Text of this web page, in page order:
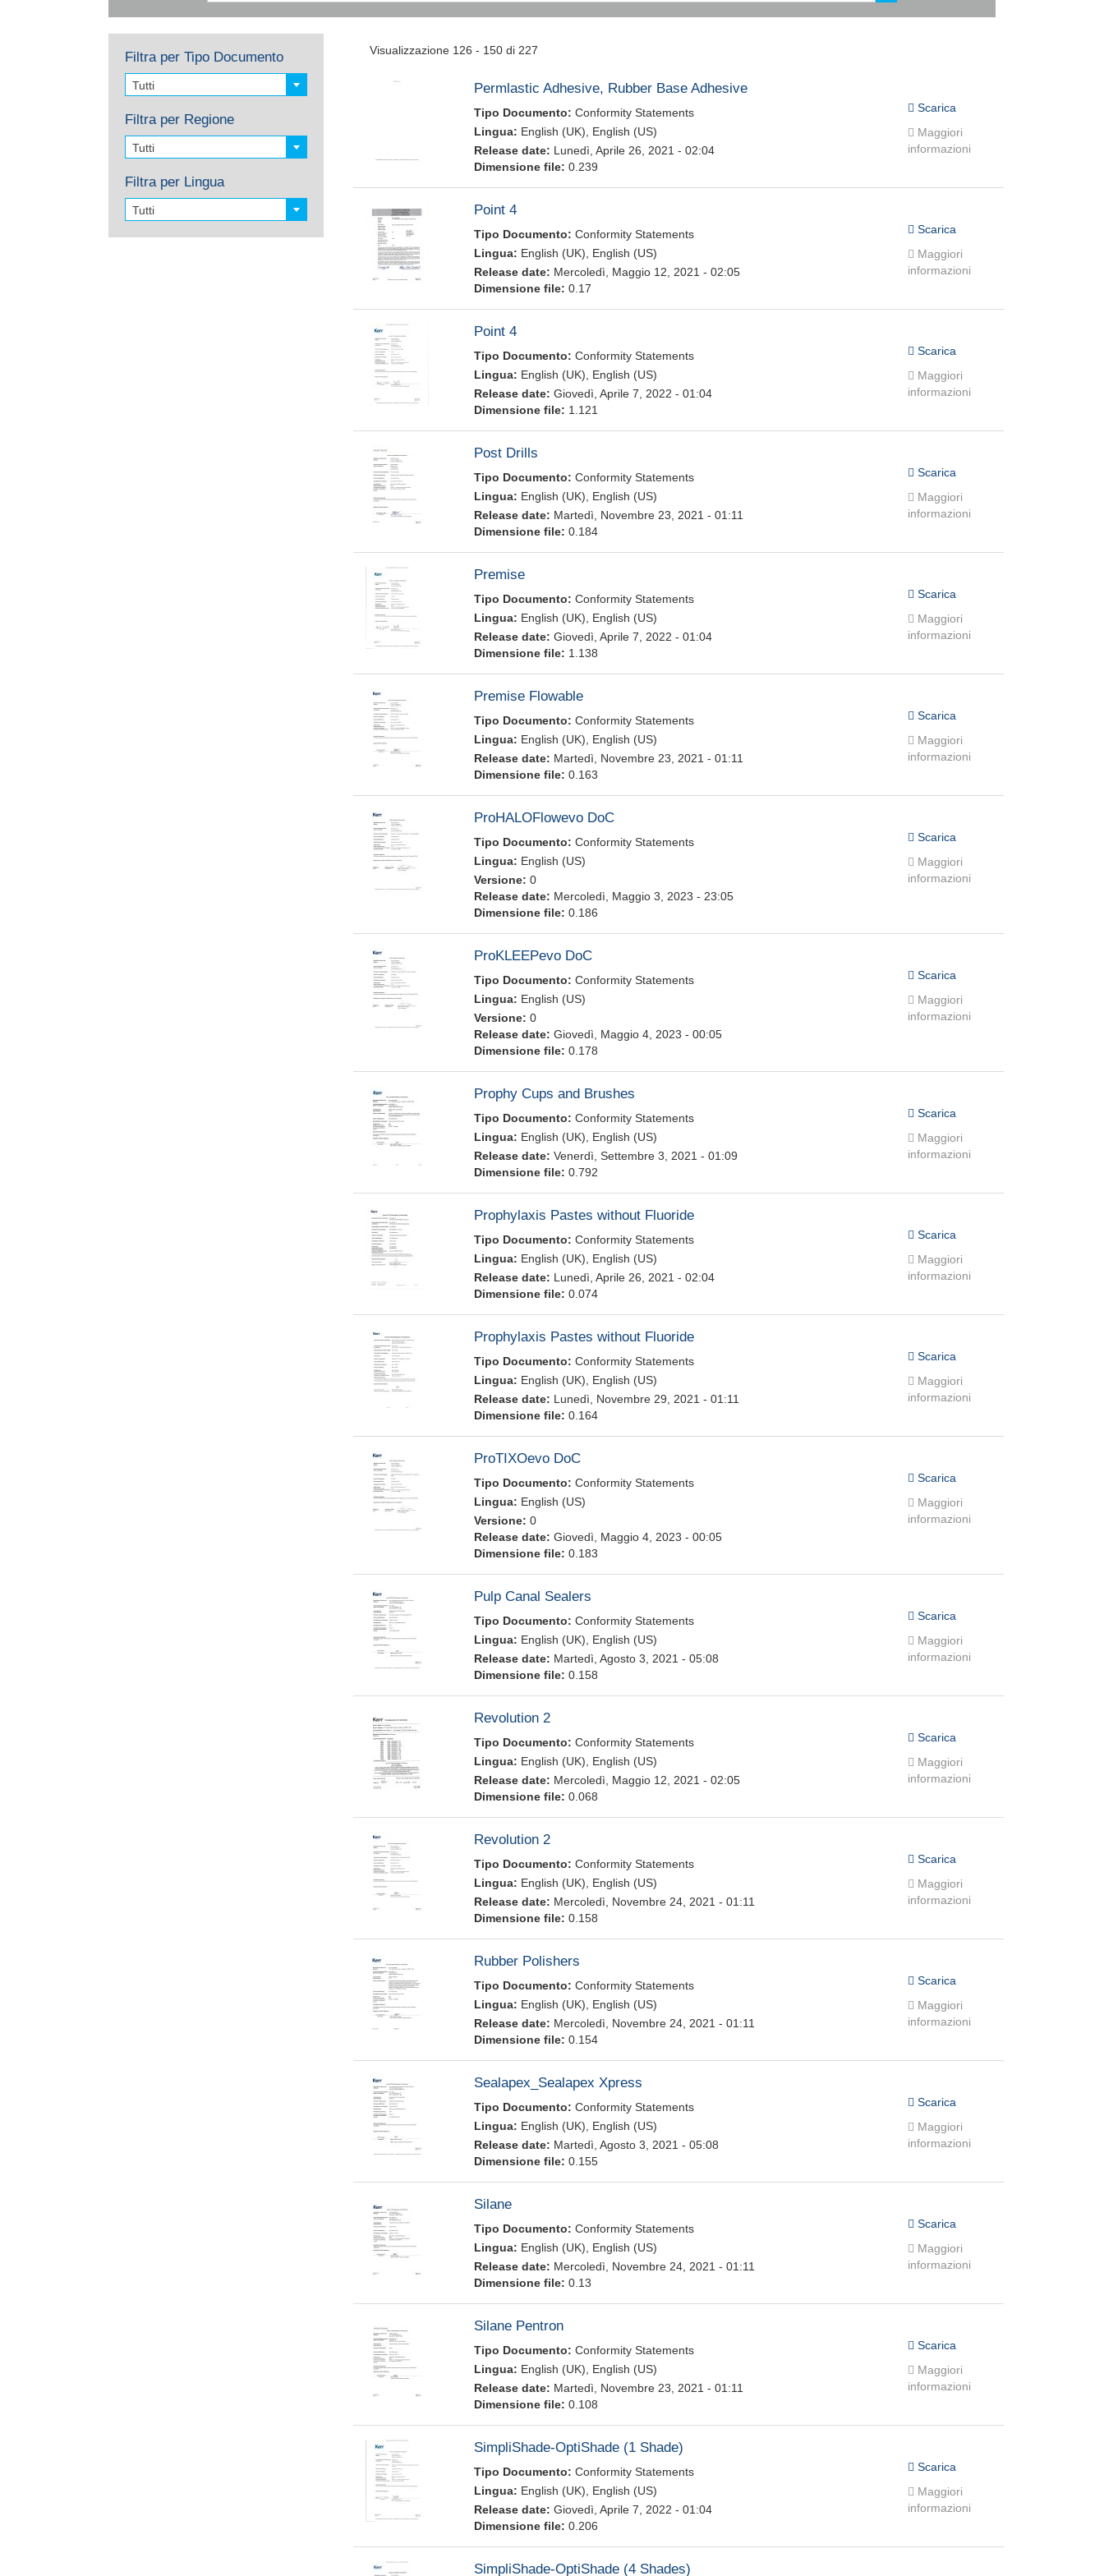
Visualizzazione 126 - 150 di 227
Permlastic Adhesive, Rubber Base Adhesive
Tipo Documento: Conformity Statements
Lingua: English (UK), English (US)
Release date: Lunedì, Aprile 26, 2021 - 02:04
Dimensione file: 0.239
Scarica
Maggiori
informazioni
Point 4
Tipo Documento: Conformity Statements
Lingua: English (UK), English (US)
Release date: Mercoledì, Maggio 12, 2021 - 02:05
Dimensione file: 0.17
Scarica
Maggiori
informazioni
Point 4
Tipo Documento: Conformity Statements
Lingua: English (UK), English (US)
Release date: Giovedì, Aprile 7, 2022 - 01:04
Dimensione file: 1.121
Scarica
Maggiori
informazioni
Post Drills
Tipo Documento: Conformity Statements
Lingua: English (UK), English (US)
Release date: Martedì, Novembre 23, 2021 - 01:11
Dimensione file: 0.184
Scarica
Maggiori
informazioni
Premise
Tipo Documento: Conformity Statements
Lingua: English (UK), English (US)
Release date: Giovedì, Aprile 7, 2022 - 01:04
Dimensione file: 1.138
Scarica
Maggiori
informazioni
Premise Flowable
Tipo Documento: Conformity Statements
Lingua: English (UK), English (US)
Release date: Martedì, Novembre 23, 2021 - 01:11
Dimensione file: 0.163
Scarica
Maggiori
informazioni
ProHALOFlowevo DoC
Tipo Documento: Conformity Statements
Lingua: English (US)
Versione: 0
Release date: Mercoledì, Maggio 3, 2023 - 23:05
Dimensione file: 0.186
Scarica
Maggiori
informazioni
ProKLEEPevo DoC
Tipo Documento: Conformity Statements
Lingua: English (US)
Versione: 0
Release date: Giovedì, Maggio 4, 2023 - 00:05
Dimensione file: 0.178
Scarica
Maggiori
informazioni
Prophy Cups and Brushes
Tipo Documento: Conformity Statements
Lingua: English (UK), English (US)
Release date: Venerdì, Settembre 3, 2021 - 01:09
Dimensione file: 0.792
Scarica
Maggiori
informazioni
Prophylaxis Pastes without Fluoride
Tipo Documento: Conformity Statements
Lingua: English (UK), English (US)
Release date: Lunedì, Aprile 26, 2021 - 02:04
Dimensione file: 0.074
Scarica
Maggiori
informazioni
Prophylaxis Pastes without Fluoride
Tipo Documento: Conformity Statements
Lingua: English (UK), English (US)
Release date: Lunedì, Novembre 29, 2021 - 01:11
Dimensione file: 0.164
Scarica
Maggiori
informazioni
ProTIXOevo DoC
Tipo Documento: Conformity Statements
Lingua: English (US)
Versione: 0
Release date: Giovedì, Maggio 4, 2023 - 00:05
Dimensione file: 0.183
Scarica
Maggiori
informazioni
Pulp Canal Sealers
Tipo Documento: Conformity Statements
Lingua: English (UK), English (US)
Release date: Martedì, Agosto 3, 2021 - 05:08
Dimensione file: 0.158
Scarica
Maggiori
informazioni
Revolution 2
Tipo Documento: Conformity Statements
Lingua: English (UK), English (US)
Release date: Mercoledì, Maggio 12, 2021 - 02:05
Dimensione file: 0.068
Scarica
Maggiori
informazioni
Revolution 2
Tipo Documento: Conformity Statements
Lingua: English (UK), English (US)
Release date: Mercoledì, Novembre 24, 2021 - 01:11
Dimensione file: 0.158
Scarica
Maggiori
informazioni
Rubber Polishers
Tipo Documento: Conformity Statements
Lingua: English (UK), English (US)
Release date: Mercoledì, Novembre 24, 2021 - 01:11
Dimensione file: 0.154
Scarica
Maggiori
informazioni
Sealapex_Sealapex Xpress
Tipo Documento: Conformity Statements
Lingua: English (UK), English (US)
Release date: Martedì, Agosto 3, 2021 - 05:08
Dimensione file: 0.155
Scarica
Maggiori
informazioni
Silane
Tipo Documento: Conformity Statements
Lingua: English (UK), English (US)
Release date: Mercoledì, Novembre 24, 2021 - 01:11
Dimensione file: 0.13
Scarica
Maggiori
informazioni
Silane Pentron
Tipo Documento: Conformity Statements
Lingua: English (UK), English (US)
Release date: Martedì, Novembre 23, 2021 - 01:11
Dimensione file: 0.108
Scarica
Maggiori
informazioni
SimpliShade-OptiShade (1 Shade)
Tipo Documento: Conformity Statements
Lingua: English (UK), English (US)
Release date: Giovedì, Aprile 7, 2022 - 01:04
Dimensione file: 0.206
Scarica
Maggiori
informazioni
SimpliShade-OptiShade (4 Shades)
Filtra per Tipo Documento
Tutti
Filtra per Regione
Tutti
Filtra per Lingua
Tutti